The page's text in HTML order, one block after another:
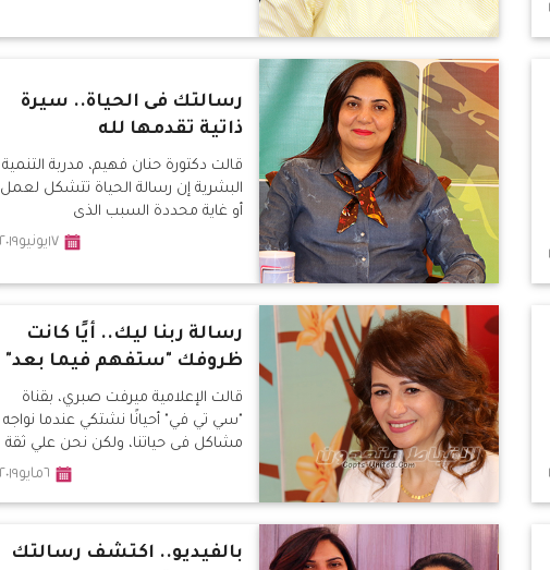
رسالتك فى الحياة.. سيرة
ذاتية تقدمها لله
قالت دكتورة حنان فهيم، مدربة التنمية
البشرية إن رسالة الحياة تتشكل لعمل
أو غاية محددة السبب الذى
١٧يونيو٢٠١٩
رسالة ربنا ليك.. أيًا كانت
ظروفك "ستفهم فيما بعد"
قالت الإعلامية ميرفت صبري، بقناة
"سي تي في" أحيانًا نشتكي عندما نواجه
مشاكل فى حياتنا، ولكن نحن علي ثقة
أن يد الله قادرة على حل كل المشاكل
٦مايو٢٠١٩
بالفيديو.. اكتشف رسالتك